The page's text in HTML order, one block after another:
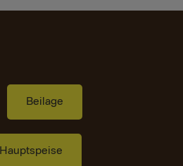
Beilage
Hauptspeise